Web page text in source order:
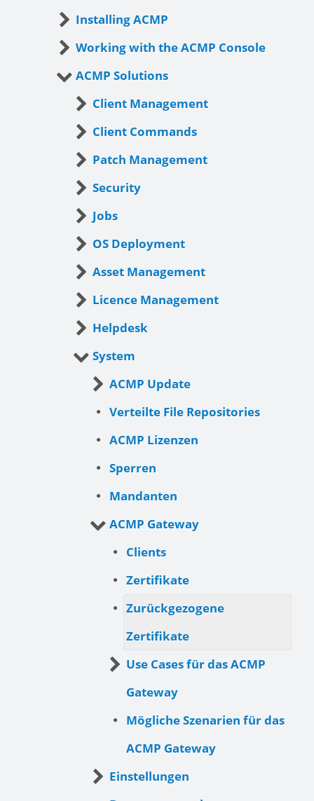
Installing ACMP
Working with the ACMP Console
ACMP Solutions
Client Management
Client Commands
Patch Management
Security
Jobs
OS Deployment
Asset Management
Licence Management
Helpdesk
System
ACMP Update
Verteilte File Repositories
ACMP Lizenzen
Sperren
Mandanten
ACMP Gateway
Clients
Zertifikate
Zurückgezogene
Zertifikate
Use Cases für das ACMP
Gateway
Mögliche Szenarien für das
ACMP Gateway
Einstellungen